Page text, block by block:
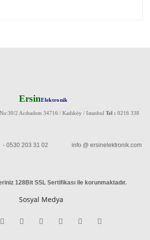
ErsinElektronik
2 Acıbadem 34716 / Kadıköy / Istanbul Tel : 0216 338
- 0530 203 31 02 info @ ersinelektronik.com
128Bit SSL Sertifikası ile korunmaktadır.
Sosyal Medya